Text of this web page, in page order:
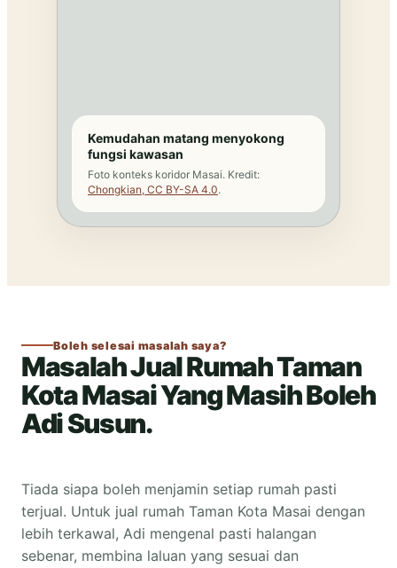
Kemudahan matang menyokong
fungsi kawasan
Foto konteks koridor Masai. Kredit:
Chongkian, CC BY-SA 4.0.
Boleh selesai masalah saya?
Masalah Jual Rumah Taman
Kota Masai Yang Masih Boleh
Adi Susun.
Tiada siapa boleh menjamin setiap rumah pasti
terjual. Untuk jual rumah Taman Kota Masai dengan
lebih terkawal, Adi mengenal pasti halangan
sebenar, membina laluan yang sesuai dan